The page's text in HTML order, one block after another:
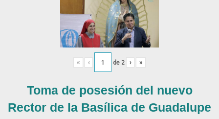
« ‹ de 2 › »
Toma de posesión del nuevo
Rector de la Basílica de Guadalupe